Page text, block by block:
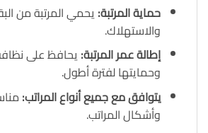
حماية المرتبة: يحمي المرتبة من
والاستهلاك.
إطالة عمر المرتبة: يحافظ على
وحمايتها لفترة أطول.
يتوافق مع جميع أنواع المراتب:
وأشكال المراتب.